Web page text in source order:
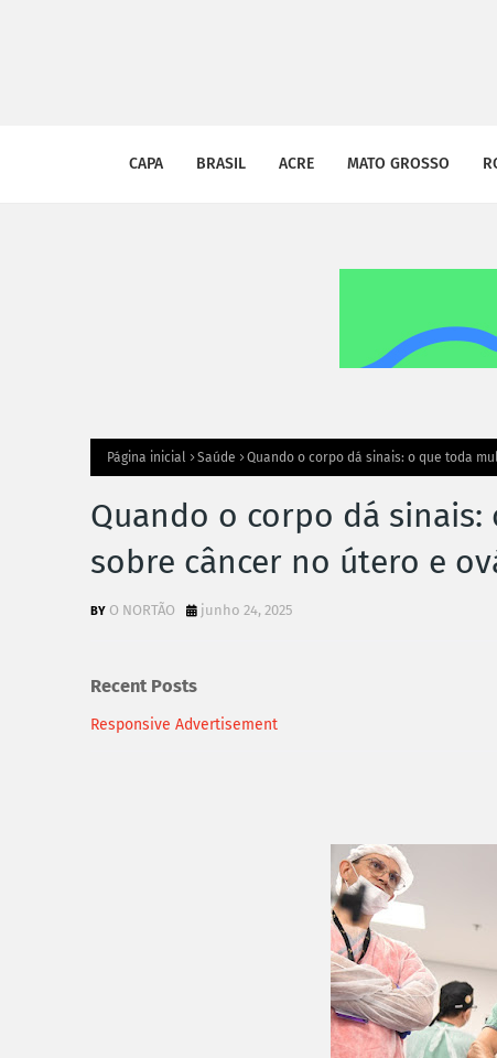
CAPA BRASIL ACRE MATO GROSSO
Página inicial Saúde Quando o corpo dá sinais: o que toda
Quando o corpo dá
sobre câncer no útero e
O NORTÃO junho 24, 2025
Recent Posts
Responsive Advertisement